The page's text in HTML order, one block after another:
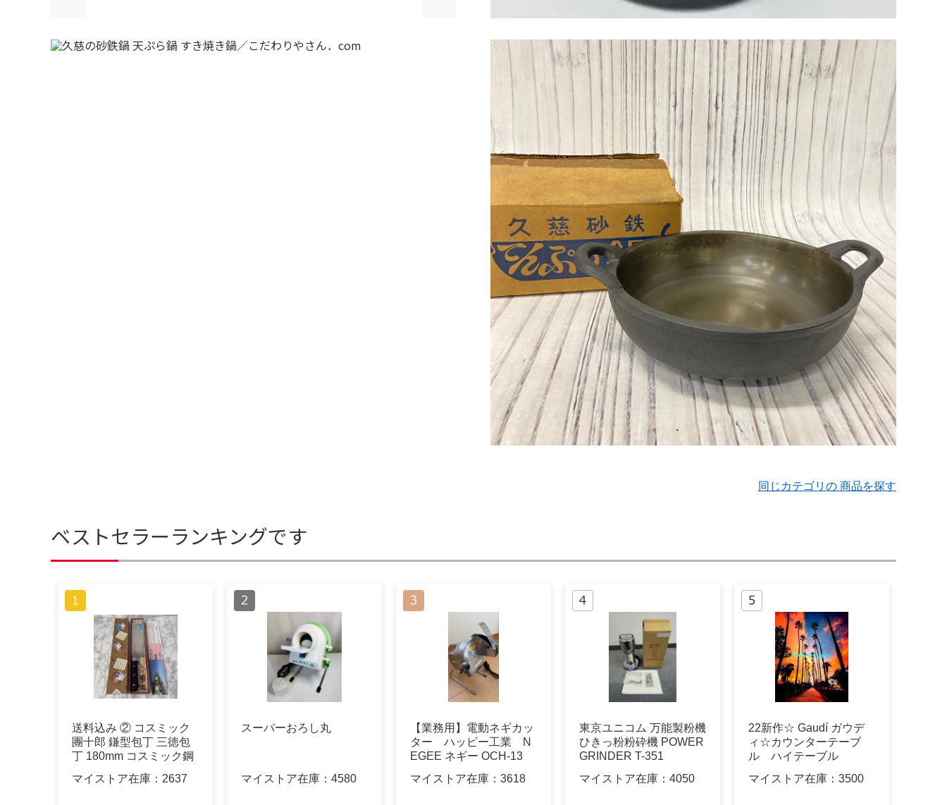
同じカテゴリの 商品を探す
ベストセラーランキングです
送料込み ② コスミック
團十郎 鎌型包丁 三徳包
丁 180mm コスミック鋼
マイストア在庫： 2637
スーパーおろし丸
マイストア在庫： 4580
【業務用】電動ネギカッ
ター ハッピー工業 N
EGEE ネギー OCH-13
マイストア在庫： 3618
東京ユニコム 万能製粉機
ひきっ粉粉砕機 POWER
GRINDER T-351
マイストア在庫： 4050
22新作☆ Gaudí ガウデ
ィ☆カウンターテーブ
ル ハイテーブル
マイストア在庫： 3500